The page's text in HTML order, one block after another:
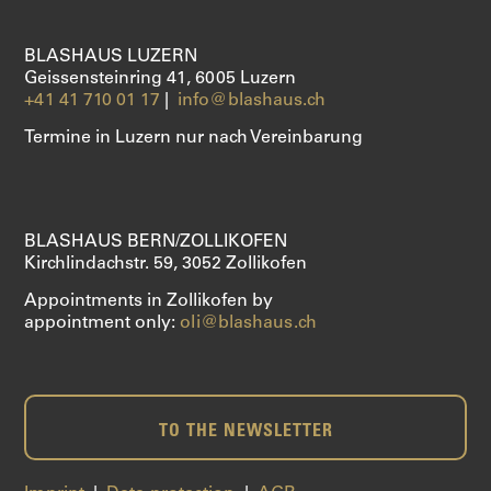
SAXOPHONE
SERVICES
SHOP
BLASHAUS LUZERN
Geissensteinring 41, 6005 Luzern
+41 41 710 01 17
info@blashaus.ch
Termine in Luzern nur nach Vereinbarung
BLASHAUS BERN/ZOLLIKOFEN
Kirchlindachstr. 59, 3052 Zollikofen
Appointments in Zollikofen by
appointment only: oli@blashaus.ch
TO THE NEWSLETTER